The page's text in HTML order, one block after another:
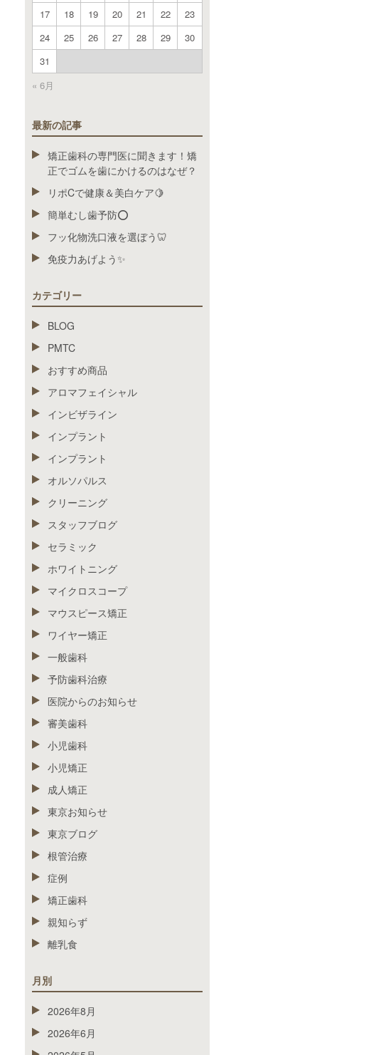
« 6月
17
18 19 20 21 22
23
24
25 26 27 28 29
30
31
最新の記事
矯正歯科の専門医に聞きます！矯
正でゴムを歯にかけるのはなぜ？
リポCで健康＆美白ケア🍋
簡単むし歯予防⭕️
フッ化物洗口液を選ぼう🦷
免疫力あげよう✨
カテゴリー
BLOG
PMTC
おすすめ商品
アロマフェイシャル
インビザライン
インプラント
インプラント
オルソパルス
クリーニング
スタッフブログ
セラミック
ホワイトニング
マイクロスコープ
マウスピース矯正
ワイヤー矯正
一般歯科
予防歯科治療
医院からのお知らせ
審美歯科
小児歯科
小児矯正
成人矯正
東京お知らせ
東京ブログ
根管治療
症例
矯正歯科
親知らず
離乳食
月別
2026年8月
2026年6月